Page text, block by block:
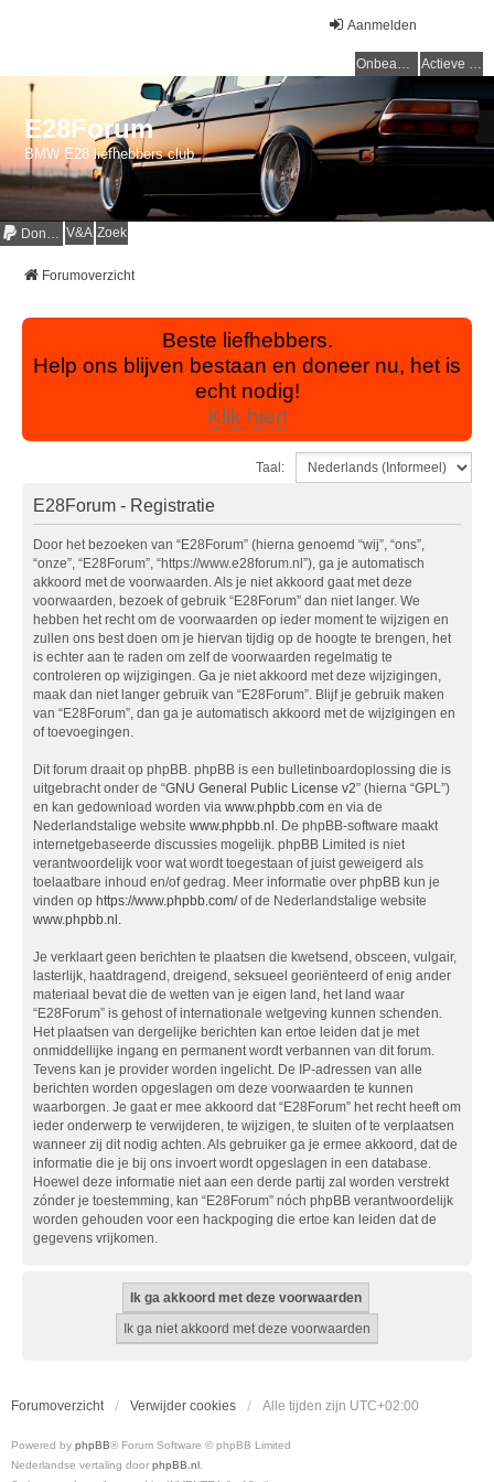
Aanmelden
Onbeantwoorde onderwerpen Actieve onderwerpen
E28Forum
BMW E28 liefhebbers club
Donaties V&A Zoek
Forumoverzicht
Beste liefhebbers.
Help ons blijven bestaan en doneer nu, het is
echt nodig!
Klik hier!
Taal:
E28Forum - Registratie
Door het bezoeken van “E28Forum” (hierna genoemd “wij”, “ons”,
“onze”, “E28Forum”, “https://www.e28forum.nl”), ga je automatisch
akkoord met de voorwaarden. Als je niet akkoord gaat met deze
voorwaarden, bezoek of gebruik “E28Forum” dan niet langer. We
hebben het recht om de voorwaarden op ieder moment te wijzigen en
zullen ons best doen om je hiervan tijdig op de hoogte te brengen, het
is echter aan te raden om zelf de voorwaarden regelmatig te
controleren op wijzigingen. Ga je niet akkoord met deze wijzigingen,
maak dan niet langer gebruik van “E28Forum”. Blijf je gebruik maken
van “E28Forum”, dan ga je automatisch akkoord met de wijzigingen en
of toevoegingen.
Dit forum draait op phpBB. phpBB is een bulletinboardoplossing die is
uitgebracht onder de “GNU General Public License v2” (hierna “GPL”)
en kan gedownload worden via www.phpbb.com en via de
Nederlandstalige website www.phpbb.nl . De phpBB-software maakt
internetgebaseerde discussies mogelijk. phpBB Limited is niet
verantwoordelijk voor wat wordt toegestaan of juist geweigerd als
toelaatbare inhoud en/of gedrag. Meer informatie over phpBB kun je
vinden op https://www.phpbb.com/of de Nederlandstalige website
www.phpbb.nl .
Je verklaart geen berichten te plaatsen die kwetsend, obsceen, vulgair,
lasterlijk, haatdragend, dreigend, seksueel georiënteerd of enig ander
materiaal bevat die de wetten van je eigen land, het land waar
“E28Forum” is gehost of internationale wetgeving kunnen schenden.
Het plaatsen van dergelijke berichten kan ertoe leiden dat je met
onmiddellijke ingang en permanent wordt verbannen van dit forum.
Tevens kan je provider worden ingelicht. De IP-adressen van alle
berichten worden opgeslagen om deze voorwaarden te kunnen
waarborgen. Je gaat er mee akkoord dat “E28Forum” het recht heeft om
ieder onderwerp te verwijderen, te wijzigen, te sluiten of te verplaatsen
wanneer zij dit nodig achten. Als gebruiker ga je ermee akkoord, dat de
informatie die je bij ons invoert wordt opgeslagen in een database.
Hoewel deze informatie niet aan een derde partij zal worden verstrekt
zónder je toestemming, kan “E28Forum” nóch phpBB verantwoordelijk
worden gehouden voor een hackpoging die ertoe kan leiden dat de
gegevens vrijkomen.
Forumoverzicht Verwijder cookies Alle tijden zijn UTC+02:00
Powered by phpBB® Forum Software © phpBB Limited
Nederlandse vertaling door phpBB.nl